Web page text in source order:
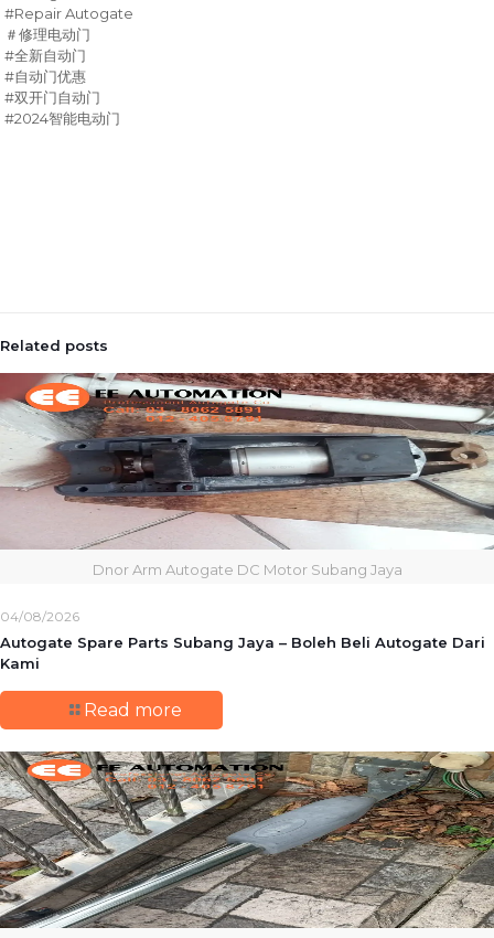
#Repair Autogate
＃修理电动门
#全新自动门
#自动门优惠
#双开门自动门
#2024智能电动门
Related posts
Dnor Arm Autogate DC Motor Subang Jaya
04/08/2026
Autogate Spare Parts Subang Jaya – Boleh Beli Autogate Dari
Kami
Read more